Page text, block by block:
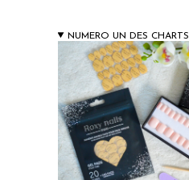
NUMERO UN DES CHARTS